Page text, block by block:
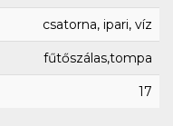
csatorna, ipari, víz
fűtőszálas,tompa
17